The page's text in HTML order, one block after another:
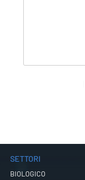
SETTORI
BIOLOGICO